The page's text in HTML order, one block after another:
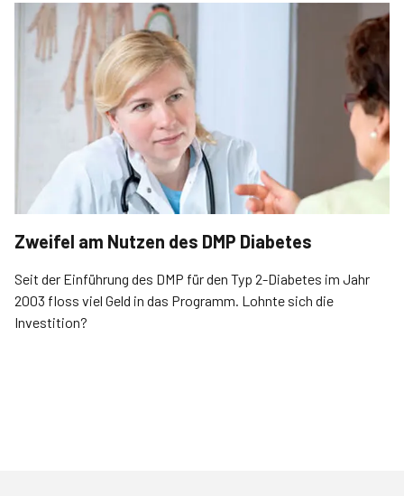
Zweifel am Nutzen des DMP Diabetes
Seit der Einführung des DMP für den Typ 2-Diabetes im Jahr
2003 floss viel Geld in das Programm. Lohnte sich die
Investition?